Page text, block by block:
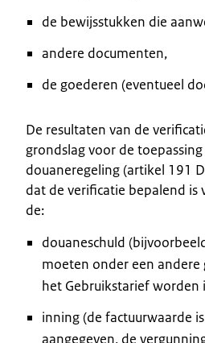
de bewijsstukken die
andere documenten,
de goederen (eventueel
De resultaten van de
grondslag voor de
douaneregeling (artikel 191
dat de verificatie bepalend is
de:
douaneschuld
moeten onder een andere
het Gebruikstarief worden
inning (de factuurwaarde
aangegeven, de